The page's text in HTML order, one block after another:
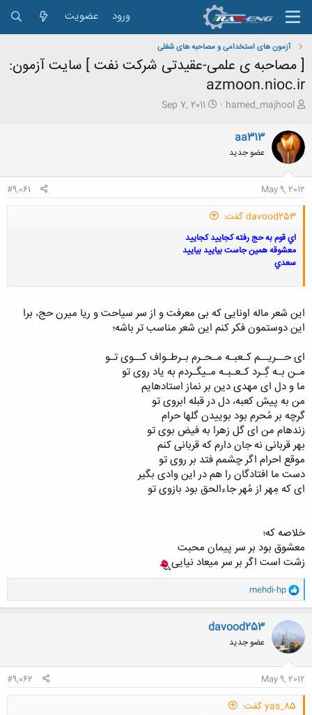
ورود عضویت
آزمون های استخدامی و مصاحبه های شغلی
[ مصاحبه ی علمی-عقیدتی شرکت نفت ] سایت آزمون:
azmoon.nioc.ir
ش
و
ع
ک
ن
ن
د
م
و
ض
و
ع
hamed_majhool
ت
ر
Sep 7, 2011
aa313
عضو جدید
May 9, 2012
#9,061
davood253 گفت:
اي قوم به حج رفته كجاييد كجاييد
معشوقه همين جاست بياييد بياييد
سعدي
این شعر ماله اونایی که بی معرفت و از سر سیاحت و ریا میرن حج، برا
این دوستمون فکر کنم این شعر مناسب تر باشه؛
ای حــریــم کـعبـه مـحـرم بـرطـواف کــوی تـو
مـن بـه گِـرد کـعـبـه مـی‏گـردم به یاد روی تو
ما و دل ای مهدی دین بر نماز استاده‏ایم
من به پیش کعبه، دل در قبله ابروی تو
گرچه بر مُحرم بود بوییدن گل‏ها حرام
زنده‏ام من ای گل زهرا به فیض بوی تو
بهر قربانی نه جان دارم که قربانی کنم
موقع احرام اگر چشمم فتد بر روی تو
دست ما افتادگان را هم در این وادی بگیر
ای که مِهر از مُهر جاءالحق بود بازوی تو
خلاصه که؛
معشوق بود بر سر پیمان محبت
زشت است اگر بر سر میعاد نیایی
و
ا
ک
ن
ش
ه
ا
mehdi-hp
davood253
عضو جدید
May 9, 2012
#9,062
yas_85 گفت: